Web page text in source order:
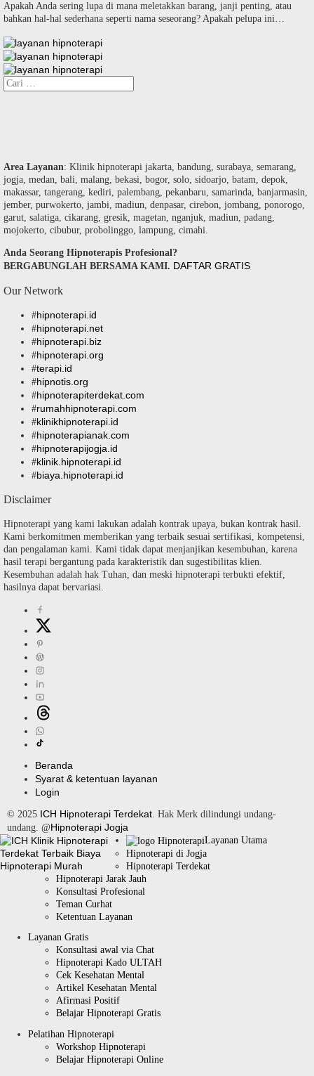
Apakah Anda sering lupa di mana meletakkan barang, janji penting, atau
bahkan hal-hal sederhana seperti nama seseorang? Apakah pelupa ini…
Cari
untuk:
Area Layanan: Klinik hipnoterapi jakarta, bandung, surabaya, semarang,
jogja, medan, bali, malang, bekasi, bogor, solo, sidoarjo, batam, depok,
makassar, tangerang, kediri, palembang, pekanbaru, samarinda, banjarmasin,
jember, purwokerto, jambi, madiun, denpasar, cirebon, jombang, ponorogo,
garut, salatiga, cikarang, gresik, magetan, nganjuk, madiun, padang,
mojokerto, cibubur, probolinggo, lampung, cimahi.
Anda Seorang Hipnoterapis Profesional?
BERGABUNGLAH BERSAMA KAMI. DAFTAR GRATIS
Our Network
#hipnoterapi.id
#hipnoterapi.net
#hipnoterapi.biz
#hipnoterapi.org
#terapi.id
#hipnotis.org
#hipnoterapiterdekat.com
#rumahhipnoterapi.com
#klinikhipnoterapi.id
#hipnoterapianak.com
#hipnoterapijogja.id
#klinik.hipnoterapi.id
#biaya.hipnoterapi.id
Disclaimer
Hipnoterapi yang kami lakukan adalah kontrak upaya, bukan kontrak hasil.
Kami berkomitmen memberikan yang terbaik sesuai sertifikasi, kompetensi,
dan pengalaman kami. Kami tidak dapat menjanjikan kesembuhan, karena
hasil terapi bergantung pada karakteristik dan sugestibilitas klien.
Kesembuhan adalah hak Tuhan, dan meski hipnoterapi terbukti efektif,
hasilnya dapat bervariasi.
Beranda
Syarat & ketentuan layanan
Login
© 2025 ICH Hipnoterapi Terdekat . Hak Merk dilindungi undang-
undang. @Hipnoterapi Jogja
Layanan Utama
Hipnoterapi di Jogja
Hipnoterapi Terdekat
Hipnoterapi Jarak Jauh
Konsultasi Profesional
Teman Curhat
Ketentuan Layanan
Layanan Gratis
Konsultasi awal via Chat
Hipnoterapi Kado ULTAH
Cek Kesehatan Mental
Artikel Kesehatan Mental
Afirmasi Positif
Belajar Hipnoterapi Gratis
Pelatihan Hipnoterapi
Workshop Hipnoterapi
Belajar Hipnoterapi Online